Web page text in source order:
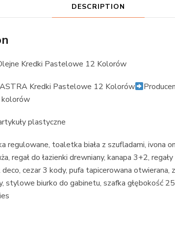
DESCRIPTION
Kredki Pastelowe 12 Kolorów
Kredki Pastelowe 12 Kolorów
plastyczne
regulowane, toaletka biała z szufladami, ivona
regał do łazienki drewniany, kanapa 3+2,
deco, cezar 3 kody, pufa tapicerowana
stylowe biurko do gabinetu, szafka głębokość 25